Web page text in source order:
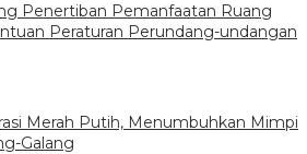
Penertiban Pemanfaatan Ruang
Peraturan Perundang-undangan
Merah Putih, Menumbuhkan Mimpi
Galang